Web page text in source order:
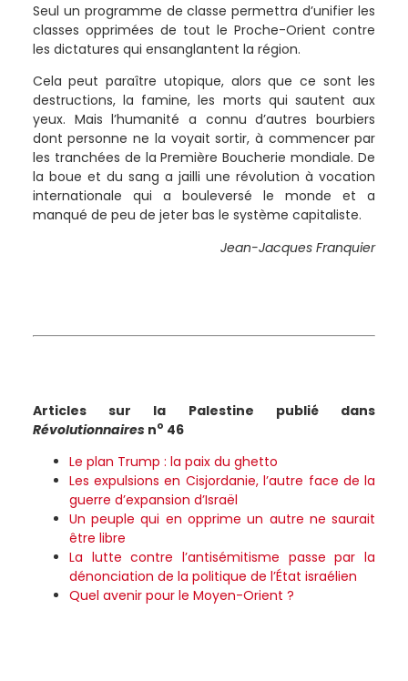
Seul un programme de classe permettra d’unifier les
classes opprimées de tout le Proche-Orient contre
les dictatures qui ensanglantent la région.
Cela peut paraître utopique, alors que ce sont les
destructions, la famine, les morts qui sautent aux
yeux. Mais l’humanité a connu d’autres bourbiers
dont personne ne la voyait sortir, à commencer par
les tranchées de la Première Boucherie mondiale. De
la boue et du sang a jailli une révolution à vocation
internationale qui a bouleversé le monde et a
manqué de peu de jeter bas le système capitaliste.
Jean-Jacques Franquier
Articles sur la Palestine publié dans
Révolutionnairesno 46
Le plan Trump : la paix du ghetto
Les expulsions en Cisjordanie, l’autre face de la
guerre d’expansion d’Israël
Un peuple qui en opprime un autre ne saurait
être libre
La lutte contre l’antisémitisme passe par la
dénonciation de la politique de l’État israélien
Quel avenir pour le Moyen-Orient ?